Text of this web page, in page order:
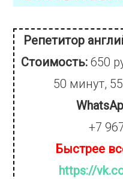
Репетитор
Стоимость:650
50 минут,
+7
Быстрее
https://